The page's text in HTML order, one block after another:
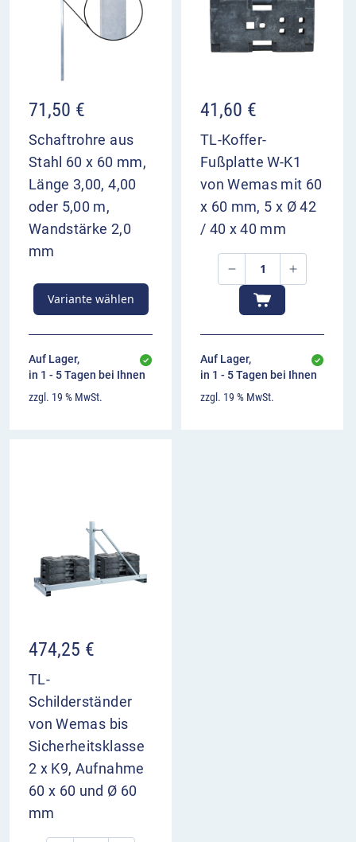
Aufstellung 400 m und 200 m vor Bezugspunkt
71,50 €
Schaftrohre aus
Stahl 60 x 60 mm,
Länge 3,00, 4,00
oder 5,00 m,
Wandstärke 2,0
mm
Variante wählen
Auf Lager,
in 1 - 5 Tagen bei Ihnen
zzgl. 19 % MwSt.
41,60 €
TL-Koffer-
Fußplatte W-K1
von Wemas mit 60
x 60 mm, 5 x Ø 42
/ 40 x 40 mm
Auf Lager,
in 1 - 5 Tagen bei Ihnen
zzgl. 19 % MwSt.
474,25 €
TL-
Schilderständer
von Wemas bis
Sicherheitsklasse
2 x K9, Aufnahme
60 x 60 und Ø 60
mm